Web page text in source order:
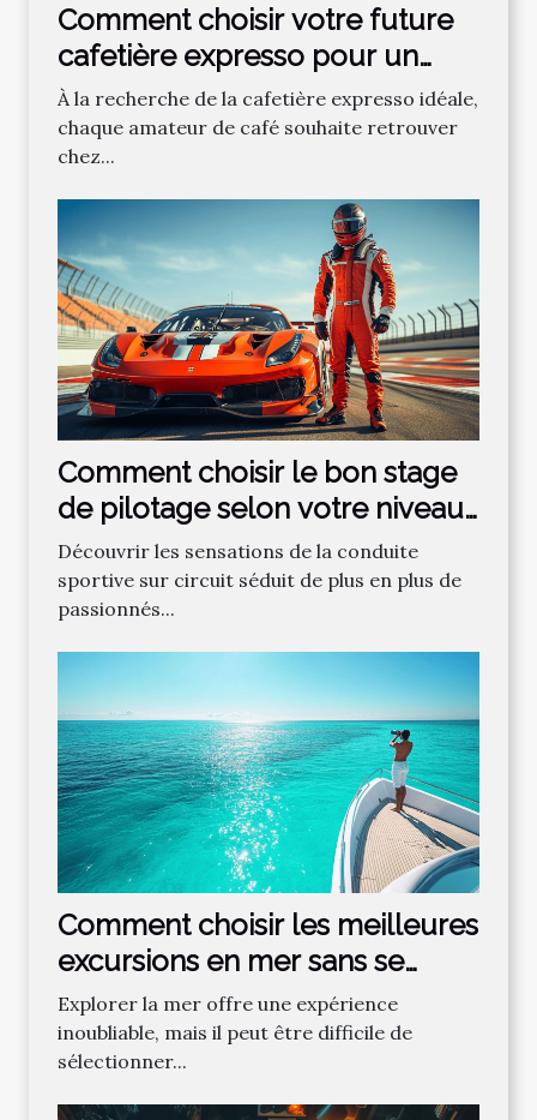
Comment choisir votre future
cafetière expresso pour un
café parfait ?
À la recherche de la cafetière expresso idéale,
chaque amateur de café souhaite retrouver
chez...
Comment choisir le bon stage
de pilotage selon votre niveau
?
Découvrir les sensations de la conduite
sportive sur circuit séduit de plus en plus de
passionnés...
Comment choisir les meilleures
excursions en mer sans se
tromper ?
Explorer la mer offre une expérience
inoubliable, mais il peut être difficile de
sélectionner...